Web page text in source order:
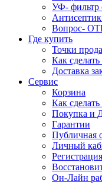
УФ- фильтр
Вопрос-
Где купить
Точки
Как сделать
Доставка
Сервис
Корзина
Как сделать
Покупка и
Гарантии
Публичная
Личный
Регистрация
Он-Лайн